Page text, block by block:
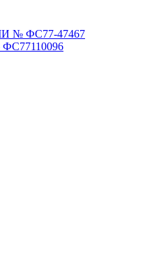
№ ФС77-47467